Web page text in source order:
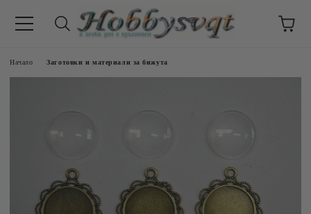
Начало Заготовки и материали за бижута